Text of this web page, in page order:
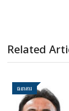
Related
ធនាគារ